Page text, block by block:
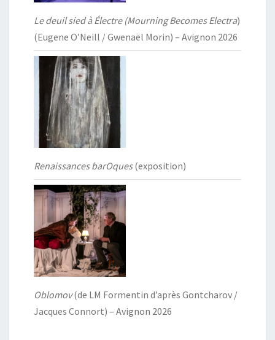
Le deuil sied à Électre (Mourning Becomes Electra)
(Eugene O’Neill / Gwenaël Morin) – Avignon 2026
Renaissances barOques(exposition)
Oblomov(de LM Formentin d’après Gontcharov /
Jacques Connort) – Avignon 2026